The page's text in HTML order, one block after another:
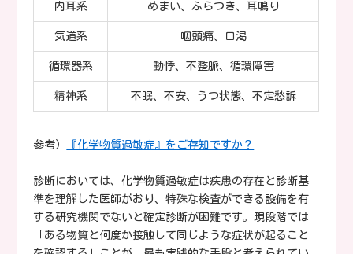
内耳系 めまい、ふらつき、耳鳴り
気道系 咽頭痛、口渇
循環器系 動悸、不整脈、循環障害
精神系 不眠、不安、うつ状態、不定愁訴
参考） 『化学物質過敏症』をご存知ですか？
診断においては、化学物質過敏症は疾患の存在と診断基
準を理解した医師がおり、特殊な検査ができる設備を有
する研究機関でないと確定診断が困難です。現段階では
「ある物質と何度か接触して同じような症状が起ること